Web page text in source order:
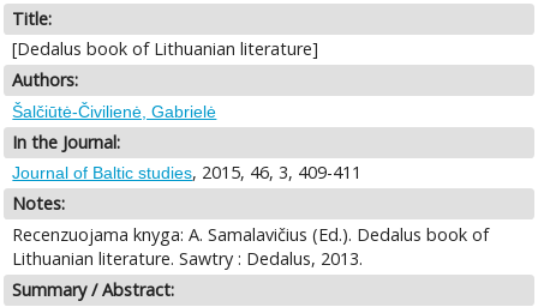
Title:
[Dedalus book of Lithuanian literature]
Authors:
Šalčiūtė-Čivilienė, Gabrielė
In the Journal:
Journal of Baltic studies, 2015, 46, 3, 409-411
Notes:
Recenzuojama knyga: A. Samalavičius (Ed.). Dedalus book of
Lithuanian literature. Sawtry : Dedalus, 2013.
Summary / Abstract: